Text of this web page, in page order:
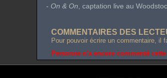
- On & On , captation live au
COMMENTAIRES DES
Pour pouvoir écrire un commentaire, il
Personne n'a encore commenté